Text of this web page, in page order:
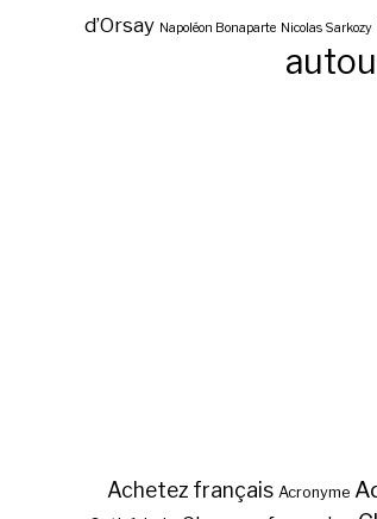
d’Orsay Napoléon Bonaparte Nicolas Sarkozy
Achetez français Acronyme